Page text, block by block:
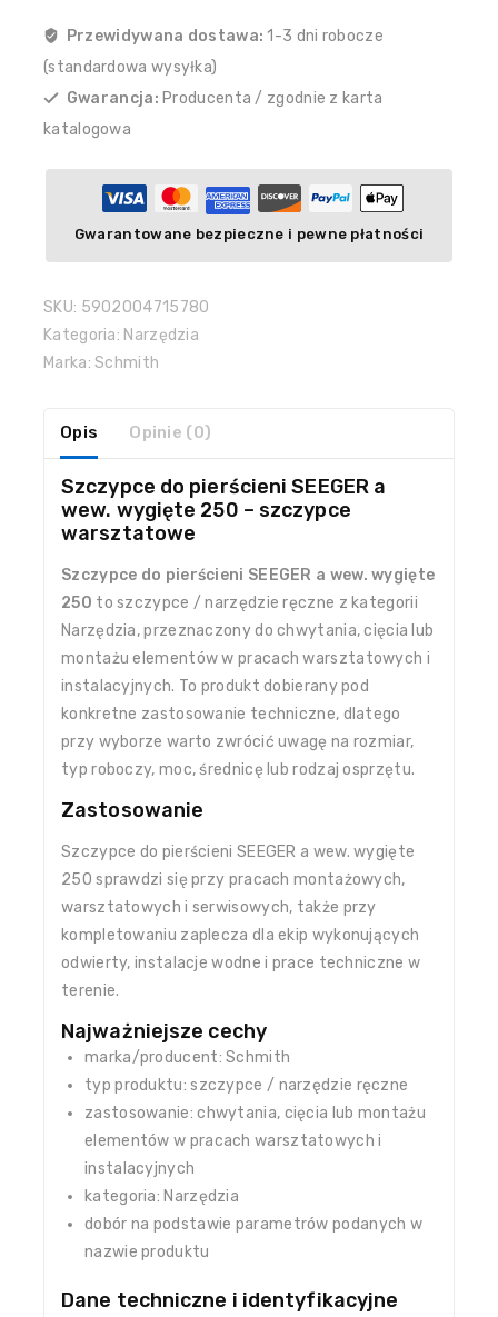
Przewidywana dostawa: 1-3 dni robocze
(standardowa wysyłka)
Gwarancja: Producenta / zgodnie z karta
katalogowa
Gwarantowane bezpieczne i pewne płatności
SKU: 5902004715780
Kategoria: Narzędzia
Marka:Schmith
Opis Opinie (0)
Szczypce do pierścieni SEEGER a
wew. wygięte 250 – szczypce
warsztatowe
Szczypce do pierścieni SEEGER a wew. wygięte
250 to szczypce / narzędzie ręczne z kategorii
Narzędzia, przeznaczony do chwytania, cięcia lub
montażu elementów w pracach warsztatowych i
instalacyjnych. To produkt dobierany pod
konkretne zastosowanie techniczne, dlatego
przy wyborze warto zwrócić uwagę na rozmiar,
typ roboczy, moc, średnicę lub rodzaj osprzętu.
Zastosowanie
Szczypce do pierścieni SEEGER a wew. wygięte
250 sprawdzi się przy pracach montażowych,
warsztatowych i serwisowych, także przy
kompletowaniu zaplecza dla ekip wykonujących
odwierty, instalacje wodne i prace techniczne w
terenie.
Najważniejsze cechy
marka/producent: Schmith
typ produktu: szczypce / narzędzie ręczne
zastosowanie: chwytania, cięcia lub montażu
elementów w pracach warsztatowych i
instalacyjnych
kategoria: Narzędzia
dobór na podstawie parametrów podanych w
nazwie produktu
Dane techniczne i identyfikacyjne